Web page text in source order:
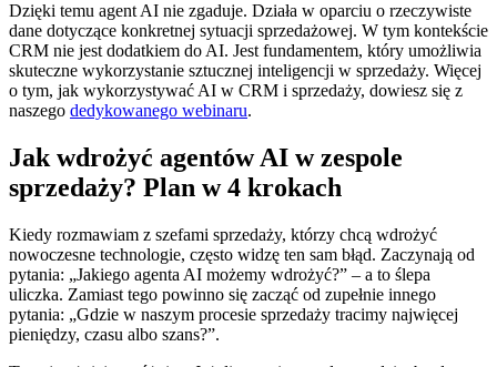
Dzięki temu agent AI nie zgaduje. Działa w oparciu o rzeczywiste
dane dotyczące konkretnej sytuacji sprzedażowej. W tym kontekście
CRM nie jest dodatkiem do AI. Jest fundamentem, który umożliwia
skuteczne wykorzystanie sztucznej inteligencji w sprzedaży. Więcej
o tym, jak wykorzystywać AI w CRM i sprzedaży, dowiesz się z
naszego dedykowanego webinaru.
Jak wdrożyć agentów AI w zespole
sprzedaży? Plan w 4 krokach
Kiedy rozmawiam z szefami sprzedaży, którzy chcą wdrożyć
nowoczesne technologie, często widzę ten sam błąd. Zaczynają od
pytania: „Jakiego agenta AI możemy wdrożyć?” – a to ślepa
uliczka. Zamiast tego powinno się zacząć od zupełnie innego
pytania: „Gdzie w naszym procesie sprzedaży tracimy najwięcej
pieniędzy, czasu albo szans?”.